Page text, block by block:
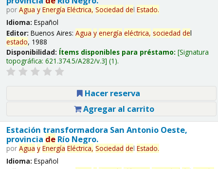
por Agua y Energía Eléctrica, Sociedad del Estado.
Idioma: Español
Editor: Buenos Aires: Agua y energía eléctrica, sociedad del
estado, 1988
Disponibilidad: Ítems disponibles para préstamo: Signatura
topográfica: 621.374.5/A282/v.3 (1).
Hacer reserva
Agregar al carrito
Estación transformadora San Antonio Oeste,
provincia deRío Negro.
por Agua y Energía Eléctrica, Sociedad del Estado.
Idioma: Español